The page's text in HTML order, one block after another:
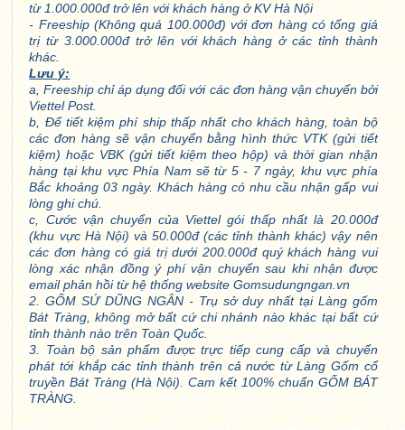
từ 1.000.000đ trở lên với khách hàng ở KV Hà Nội
- Freeship (Không quá 100.000đ) với đơn hàng có tổng giá
trị từ 3.000.000đ trở lên với khách hàng ở các tỉnh thành
khác.
Lưu ý:
a, Freeship chỉ áp dụng đối với các đơn hàng vận chuyển bởi
Viettel Post.
b, Để tiết kiệm phí ship thấp nhất cho khách hàng, toàn bộ
các đơn hàng sẽ vận chuyển bằng hình thức VTK (gửi tiết
kiệm) hoặc VBK (gửi tiết kiệm theo hộp) và thời gian nhận
hàng tại khu vực Phía Nam sẽ từ 5 - 7 ngày, khu vực phía
Bắc khoảng 03 ngày. Khách hàng có nhu cầu nhận gấp vui
lòng ghi chú.
c, Cước vận chuyển của Viettel gói thấp nhất là 20.000đ
(khu vực Hà Nội) và 50.000đ (các tỉnh thành khác) vậy nên
các đơn hàng có giá trị dưới 200.000đ quý khách hàng vui
lòng xác nhận đồng ý phí vận chuyển sau khi nhận được
email phản hồi từ hệ thống website Gomsudungngan.vn
2. GỐM SỨ DŨNG NGÂN - Trụ sở duy nhất tại Làng gốm
Bát Tràng, không mở bất cứ chi nhánh nào khác tại bất cứ
tỉnh thành nào trên Toàn Quốc.
3. Toàn bộ sản phẩm được trực tiếp cung cấp và chuyển
phát tới khắp các tỉnh thành trên cả nước từ Làng Gốm cổ
truyền Bát Tràng (Hà Nội). Cam kết 100% chuẩn GỐM BÁT
TRÀNG.